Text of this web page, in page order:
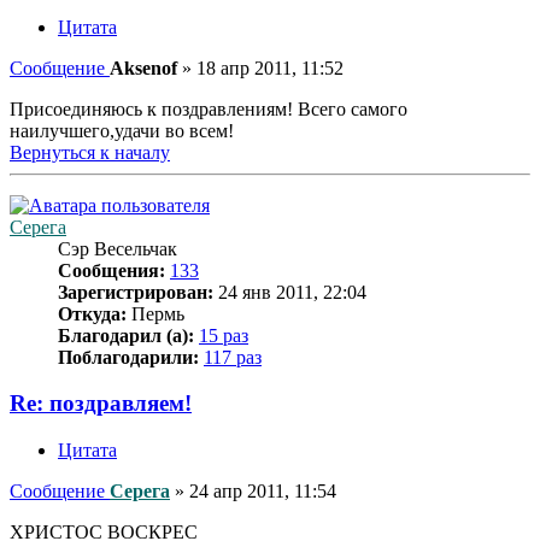
Цитата
Сообщение Aksenof» 18 апр 2011, 11:52
Присоединяюсь к поздравлениям! Всего самого
наилучшего,удачи во всем!
Вернуться к началу
Серега
Сэр Весельчак
Сообщения: 133
Зарегистрирован: 24 янв 2011, 22:04
Откуда: Пермь
Благодарил (а): 15 раз
Поблагодарили: 117 раз
Re: поздравляем!
Цитата
Сообщение Серега » 24 апр 2011, 11:54
ХРИСТОС ВОСКРЕС